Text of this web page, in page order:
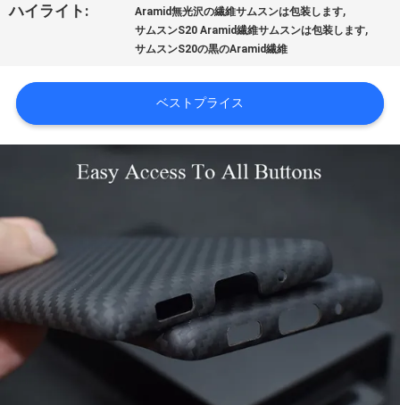
に
し
て
は
品
質
管
理
お
ハイライト: Aramid無光沢の繊維サムスンは包装します,
サムスンS20 Aramid繊維サムスンは包装します,
サムスンS20の黒のAramid繊維
ベストプライス